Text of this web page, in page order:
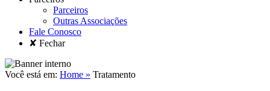
Parceiros
Outras Associações
Fale Conosco
✘ Fechar
Você está em: Home » Tratamento